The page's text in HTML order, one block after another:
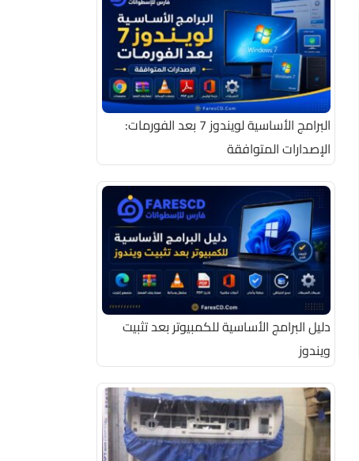
البرامج الأساسية لويندوز 7 بعد الفورمات:
الإصدارات المتوافقة
دليل البرامج الأساسية للكمبيوتر بعد تثبيت
ويندوز